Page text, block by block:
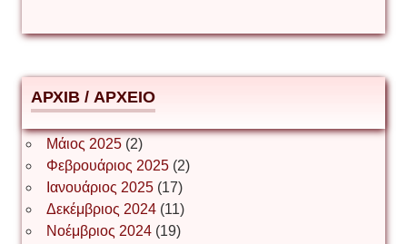
Δημήτριος Ζακοντινός
ΕΥΑΓΓΕΛΟΣ ΜΩΚΟΣ
Ιωάννης Σ. Παπαφλωράτος
АРХІВ / ΑΡΧΕΙΟ
Μάιος 2025(2)
Φεβρουάριος 2025(2)
Ιανουάριος 2025(17)
Δεκέμβριος 2024(11)
Νοέμβριος 2024(19)